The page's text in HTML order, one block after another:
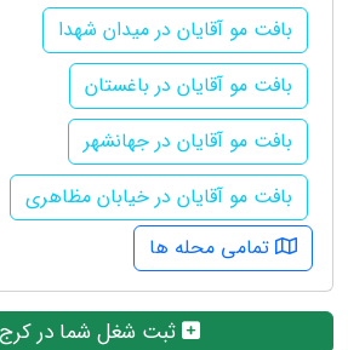
بافت مو آقایان در میدان شهدا
بافت مو آقایان در باغستان
بافت مو آقایان در جهانشهر
بافت مو آقایان در خیابان مظاهری
تمامی محله ها
ثبت شغل شما در کرج